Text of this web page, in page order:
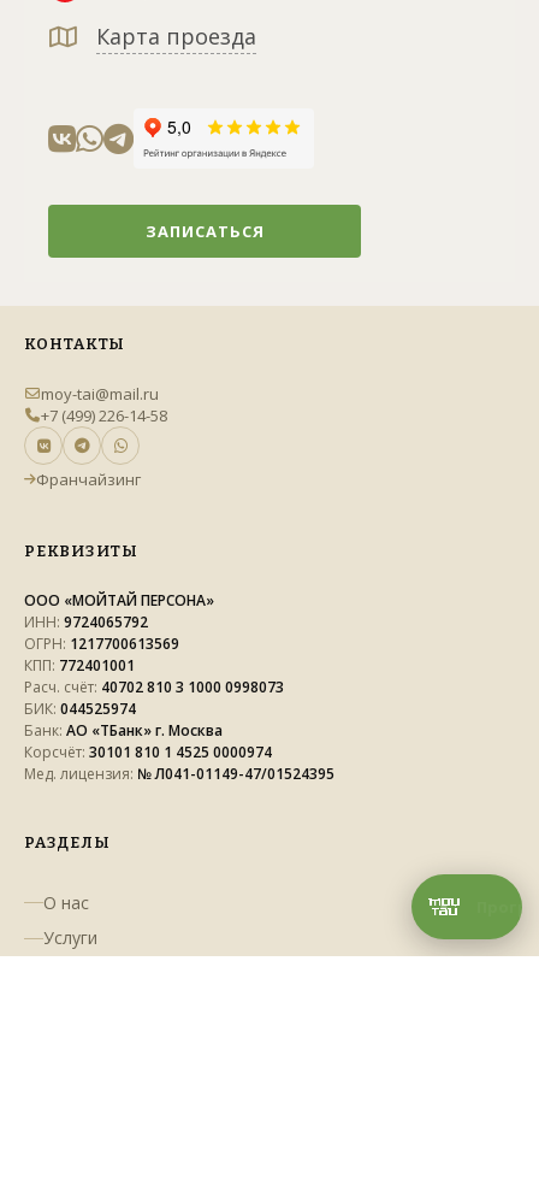
Карта проезда
ЗАПИСАТЬСЯ
КОНТАКТЫ
moy-tai@mail.ru
+7 (499) 226-14-58
Франчайзинг
РЕКВИЗИТЫ
ООО «МОЙТАЙ ПЕРСОНА»
ИНН: 9724065792
ОГРН: 1217700613569
КПП: 772401001
Расч. счёт: 40702 810 3 1000 0998073
БИК: 044525974
Банк: АО «ТБанк» г. Москва
Корсчёт: 30101 810 1 4525 0000974
Мед. лицензия: № Л041-01149-47/01524395
РАЗДЕЛЫ
О нас
Услуги